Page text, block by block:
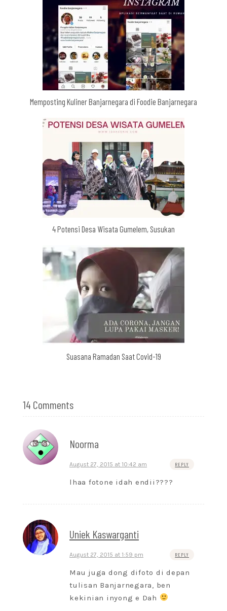
Memposting Kuliner Banjarnegara di Foodie Banjarnegara
4 Potensi Desa Wisata Gumelem, Susukan
Suasana Ramadan Saat Covid-19
14 Comments
Noorma
August 27, 2015 at 10:42 am REPLY
lhaa fotone idah endii????
Uniek Kaswarganti
August 27, 2015 at 1:59 pm REPLY
Mau juga dong difoto di depan
tulisan Banjarnegara, ben
kekinian inyong e Dah